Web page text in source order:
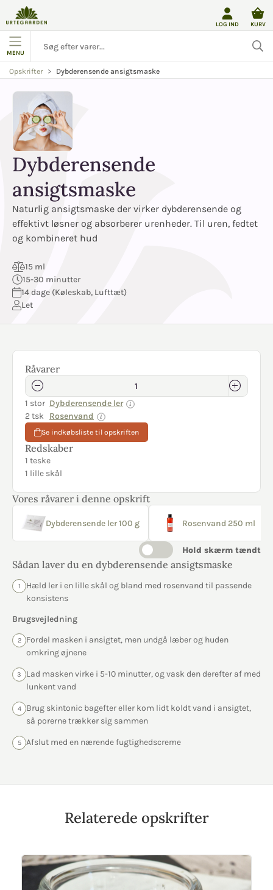
LOG IND KURV
MENU
Opskrifter Dybderensende ansigtsmaske
Dybderensende
ansigtsmaske
Naturlig ansigtsmaske der virker dybderensende og
effektivt løsner og absorberer urenheder. Til uren, fedtet
og kombineret hud
15 ml
15-30 minutter
14 dage (Køleskab, Lufttæt)
Let
Råvarer
1 stor Dybderensende ler
2 tsk
Rosenvand
Se indkøbsliste til opskriften
Redskaber
1 teske
1 lille skål
Vores råvarer i denne opskrift
Dybderensende ler 100 g Rosenvand 250 ml
Hold skærm tændt
Sådan laver du en dybderensende ansigtsmaske
1
Hæld ler i en lille skål og bland med rosenvand til passende
konsistens
Brugsvejledning
2
Fordel masken i ansigtet, men undgå læber og huden
omkring øjnene
3
Lad masken virke i 5-10 minutter, og vask den derefter af med
lunkent vand
4
Brug skintonic bagefter eller kom lidt koldt vand i ansigtet,
så porerne trækker sig sammen
5 Afslut med en nærende fugtighedscreme
Relaterede opskrifter